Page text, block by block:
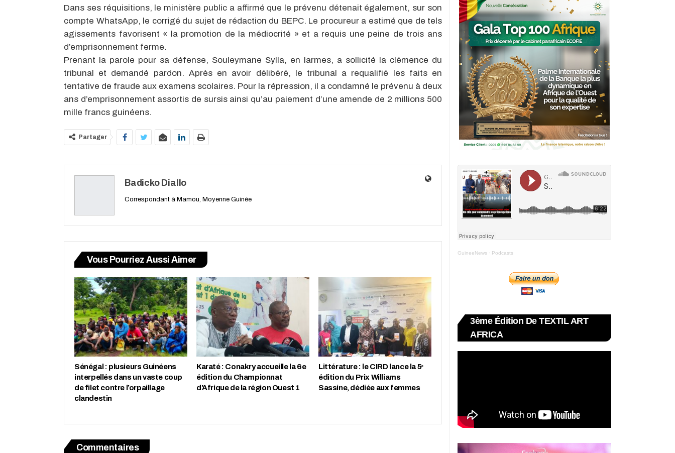
Dans ses réquisitions, le ministère public a affirmé que le prévenu détenait également, sur son
compte WhatsApp, le corrigé du sujet de rédaction du BEPC. Le procureur a estimé que de tels
agissements favorisent « la promotion de la médiocrité » et a requis une peine de trois ans
d’emprisonnement ferme.
Prenant la parole pour sa défense, Souleymane Sylla, en larmes, a sollicité la clémence du
tribunal et demandé pardon. Après en avoir délibéré, le tribunal a requalifié les faits en
tentative de fraude aux examens scolaires. Pour la répression, il a condamné le prévenu à deux
ans d’emprisonnement assortis de sursis ainsi qu’au paiement d’une amende de 2 millions 500
mille francs guinéens.
Partager
Badicko Diallo
Correspondant à Mamou, Moyenne Guinée
Vous Pourriez Aussi Aimer
Sénégal : plusieurs Guinéens
interpellés dans un vaste coup
de filet contre l’orpaillage
clandestin
Karaté : Conakry accueille la 6e
édition du Championnat
d’Afrique de la région Ouest 1
Littérature : le CIRD lance la 5ᵉ
édition du Prix Williams
Sassine, dédiée aux femmes
Commentaires
GuineeNews · Podcasts
3ème Édition De TEXTIL ART
AFRICA